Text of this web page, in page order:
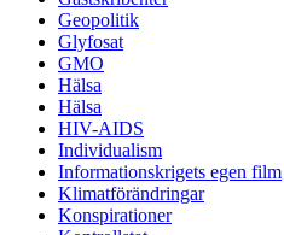
Geopolitik
Glyfosat
GMO
Hälsa
Hälsa
HIV-AIDS
Individualism
Informationskrigets egen film
Klimatförändringar
Konspirationer